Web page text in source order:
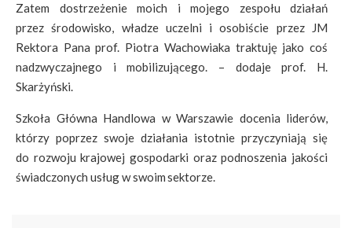
Zatem dostrzeżenie moich i mojego zespołu działań
przez środowisko, władze uczelni i osobiście przez JM
Rektora Pana prof. Piotra Wachowiaka traktuję jako coś
nadzwyczajnego i mobilizującego. – dodaje prof. H.
Skarżyński.
Szkoła Główna Handlowa w Warszawie docenia liderów,
którzy poprzez swoje działania istotnie przyczyniają się
do rozwoju krajowej gospodarki oraz podnoszenia jakości
świadczonych usług w swoim sektorze.